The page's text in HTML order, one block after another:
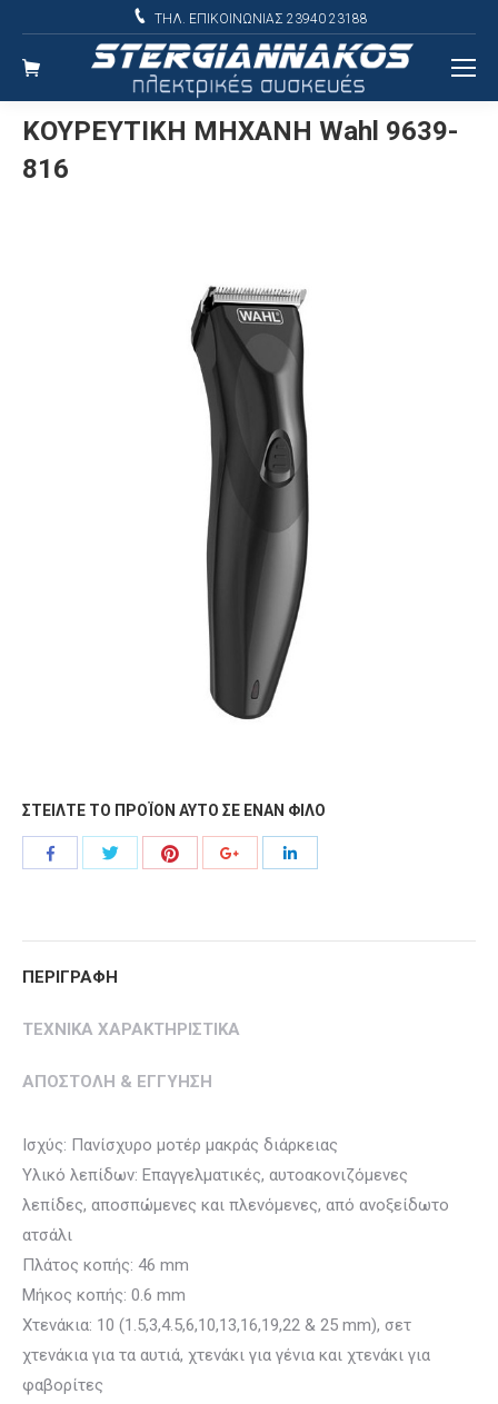
ΤΗΛ. ΕΠΙΚΟΙΝΩΝΙΑΣ 23940 23188
ΚΟΥΡΕΥΤΙΚΗ ΜΗΧΑΝΗ Wahl 9639-
816
ΣΤΕΙΛΤΕ ΤΟ ΠΡΟΪΟΝ ΑΥΤΟ ΣΕ ΕΝΑΝ ΦΙΛΟ
Share
Share
Share
Share
ΠΕΡΙΓΡΑΦΗ
ΤΕΧΝΙΚΑ ΧΑΡΑΚΤΗΡΙΣΤΙΚΑ
ΑΠΟΣΤΟΛΗ & ΕΓΓΥΗΣΗ
Ισχύς: Πανίσχυρο μοτέρ μακράς διάρκειας
Υλικό λεπίδων: Επαγγελματικές, αυτοακονιζόμενες
λεπίδες, αποσπώμενες και πλενόμενες, από ανοξείδωτο
ατσάλι
Πλάτος κοπής: 46 mm
Μήκος κοπής: 0.6 mm
Χτενάκια: 10 (1.5,3,4.5,6,10,13,16,19,22 & 25 mm), σετ
χτενάκια για τα αυτιά, χτενάκι για γένια και χτενάκι για
φαβορίτες